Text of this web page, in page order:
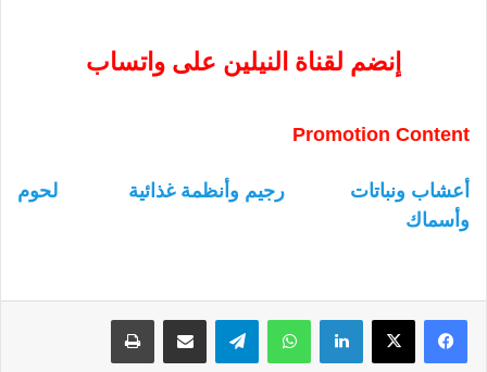
إنضم لقناة النيلين على واتساب
Promotion Content
أعشاب ونباتات رجيم وأنظمة غذائية
لحوم
وأسماك
لينكدإن واتساب